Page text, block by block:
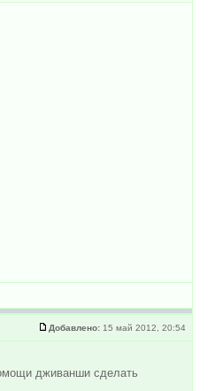
Добавлено: 15 май 2012, 20:54
дживанши сделать